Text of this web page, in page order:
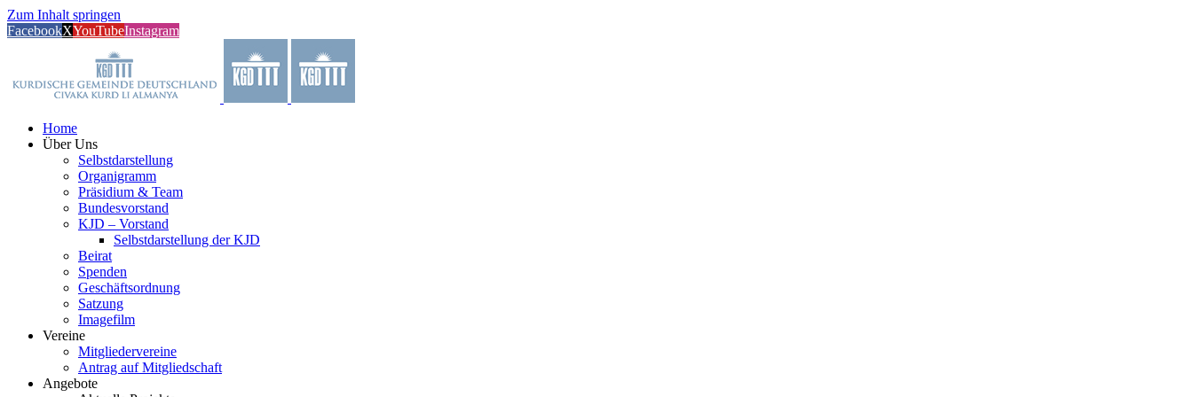
Zum Inhalt springen
FacebookXYouTubeInstagram
Home
Über Uns
Selbstdarstellung
Organigramm
Präsidium & Team
Bundesvorstand
KJD – Vorstand
Selbstdarstellung der KJD
Beirat
Spenden
Geschäftsordnung
Satzung
Imagefilm
Vereine
Mitgliedervereine
Antrag auf Mitgliedschaft
Angebote